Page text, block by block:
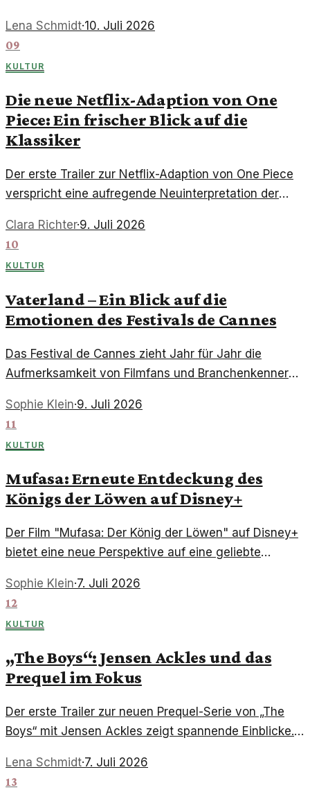
Lena Schmidt·10. Juli 2026
09
KULTUR
Die neue Netflix-Adaption von One
Piece: Ein frischer Blick auf die
Klassiker
Der erste Trailer zur Netflix-Adaption von One Piece
verspricht eine aufregende Neuinterpretation der
vielversprechend.
Clara Richter·9. Juli 2026
10
KULTUR
Vaterland – Ein Blick auf die
Emotionen des Festivals de Cannes
Das Festival de Cannes zieht Jahr für Jahr die
Aufmerksamkeit von Filmfans und Branchenkennern
besondere emotionale Tiefe.
Sophie Klein·9. Juli 2026
11
KULTUR
Mufasa: Erneute Entdeckung des
Königs der Löwen auf Disney+
Der Film "Mufasa: Der König der Löwen" auf Disney+
bietet eine neue Perspektive auf eine geliebte
Charaktere und ihrer Beziehungen zu erkunden.
Sophie Klein·7. Juli 2026
12
KULTUR
„The Boys“: Jensen Ackles und das
Prequel im Fokus
Der erste Trailer zur neuen Prequel-Serie von „The
Boys“ mit Jensen Ackles zeigt spannende Einblicke.
freuen!
Lena Schmidt·7. Juli 2026
13